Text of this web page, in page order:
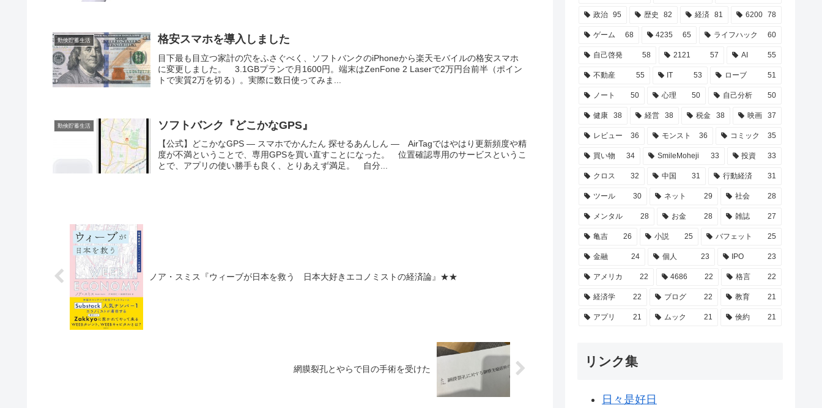
勤倹貯蓄生活 格安スマホを導入しました
目下最も目立つ家計の穴をふさぐべく、ソフトバンクのiPhoneから楽天モバイルの格安スマホ
に変更しました。 3.1GBプランで月1600円。端末はZenFone 2 Laserで2万円台前半（ポイン
トで実質2万を切る）。実際に数日使ってみま...
勤倹貯蓄生活 ソフトバンク『どこかなGPS』
【公式】どこかなGPS ― スマホでかんたん 探せるあんしん ― AirTagではやはり更新頻度や精
度が不満ということで、専用GPSを買い直すことになった。 位置確認専用のサービスというこ
とで、アプリの使い勝手も良く、とりあえず満足。 自分...
ノア・スミス『ウィーブが日本を救う 日本大好きエコノミストの経済論』★★
網膜裂孔とやらで目の手術を受けた
政治 95 歴史 82 経済 81 6200 78
ゲーム 68 4235 65 ライフハック 60
自己啓発 58 2121 57 AI 55
不動産 55 IT 53 ローブ 51
ノート 50 心理 50 自己分析 50
健康 38 経営 38 税金 38 映画 37
レビュー 36 モンスト 36 コミック 35
買い物 34 SmileMoheji 33 投資 33
クロス 32 中国 31 行動経済 31
ツール 30 ネット 29 社会 28
メンタル 28 お金 28 雑誌 27
亀吉 26 小説 25 バフェット 25
金融 24 個人 23 IPO 23
アメリカ 22 4686 22 格言 22
経済学 22 ブログ 22 教育 21
アプリ 21 ムック 21 倹約 21
リンク集
日々是好日